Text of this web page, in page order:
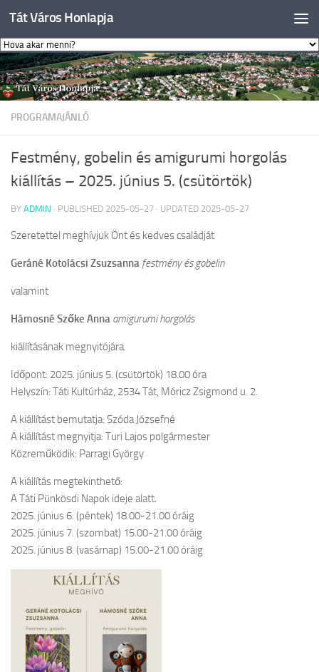
Skip to content
Tát Város Honlapja
PROGRAMAJÁNLÓ
Festmény, gobelin és amigurumi horgolás
kiállítás – 2025. június 5. (csütörtök)
BY ADMIN · PUBLISHED 2025-05-27 · UPDATED 2025-05-27
Szeretettel meghívjuk Önt és kedves családját
Geráné Kotolácsi Zsuzsanna festmény és gobelin
valamint
Hámosné Szőke Anna amigurumi horgolás
kiállításának megnyitójára.
Időpont: 2025. június 5. (csütörtök) 18.00 óra
Helyszín: Táti Kultúrház, 2534 Tát, Móricz Zsigmond u. 2.
A kiállítást bemutatja: Szóda Józsefné
A kiállítást megnyitja: Turi Lajos polgármester
Közreműködik: Parragi György
A kiállítás megtekinthető:
A Táti Pünkösdi Napok ideje alatt.
2025. június 6. (péntek) 18.00-21.00 óráig
2025. június 7. (szombat) 15.00-21.00 óráig
2025. június 8. (vasárnap) 15.00-21.00 óráig